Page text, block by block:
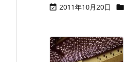
 2011年10月20日 